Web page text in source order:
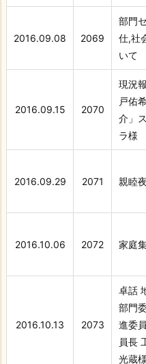
2016.09.08 2069
部門
仕,社
いて
2016.09.15 2070
現況
戸佑
介」
ラ様
2016.09.29 2071 親睦
2016.10.06 2072 家庭
2016.10.13 2073
卓話
部門
進委
員長
光蔵様